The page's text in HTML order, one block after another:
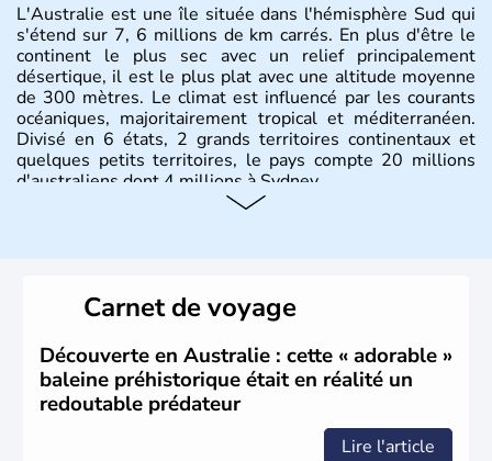
L'Australie est une île située dans l'hémisphère Sud qui
s'étend sur 7, 6 millions de km carrés. En plus d'être le
continent le plus sec avec un relief principalement
désertique, il est le plus plat avec une altitude moyenne
de 300 mètres. Le climat est influencé par les courants
océaniques, majoritairement tropical et méditerranéen.
Divisé en 6 états, 2 grands territoires continentaux et
quelques petits territoires, le pays compte 20 millions
d'australiens dont 4 millions à Sydney.
humaines. Il faut attendre 1522 pour qu'un explorateur
portugais découvre le continent australien, puis les
années 1700 pour que l'île devienne une terre
d'émigration européenne. La Grande-Bretagne
revendique son appartenance le 26 janvier 1788,
désormais jour de la fête nationale australienne. Cette
monarchie constitutionnelle est encore placée sous le
Carnet de voyage
Découverte en Australie : cette « adorable »
baleine préhistorique était en réalité un
redoutable prédateur
Lire l'article